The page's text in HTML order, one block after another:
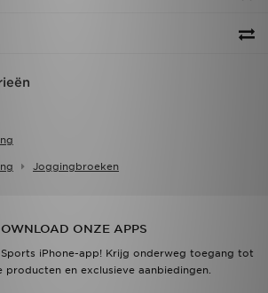
Joggingbroeken
ONZE APPS
iPhone-app! Krijg onderweg toegang tot
producten en exclusieve aanbiedingen.